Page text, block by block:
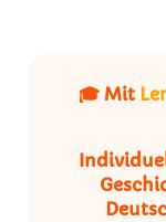
🎓 Mit